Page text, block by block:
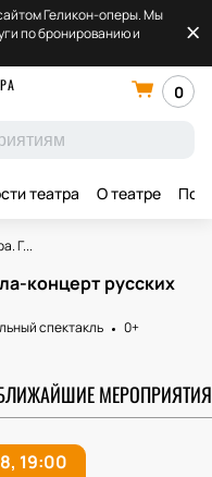
Геликон-оперы. Мы
по бронированию и
0
театра О театре
Г...
концерт русских
спектакль
0+
МЕРОПРИЯТИЯ